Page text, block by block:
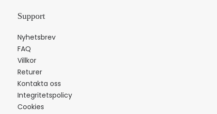
Support
Nyhetsbrev
FAQ
Villkor
Returer
Kontakta oss
Integritetspolicy
Cookies